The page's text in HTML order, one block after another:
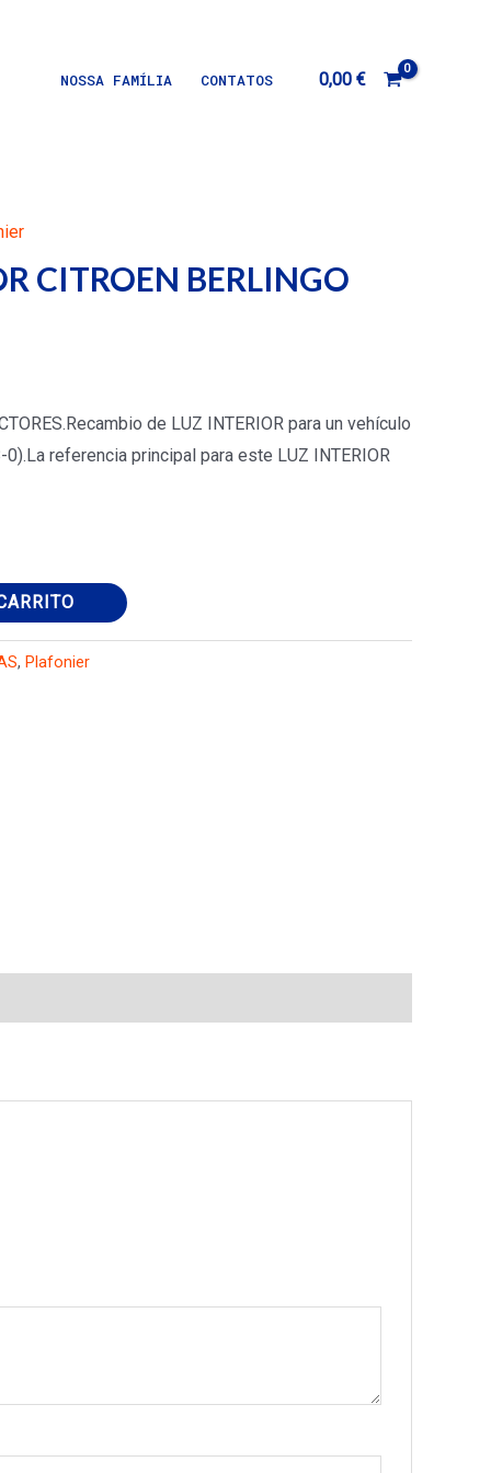
NOSSA FAMÍLIA CONTATOS 0,00 €
CITROEN BERLINGO
de LUZ INTERIOR para un vehículo
referencia principal para este LUZ INTERIOR
, Plafonier